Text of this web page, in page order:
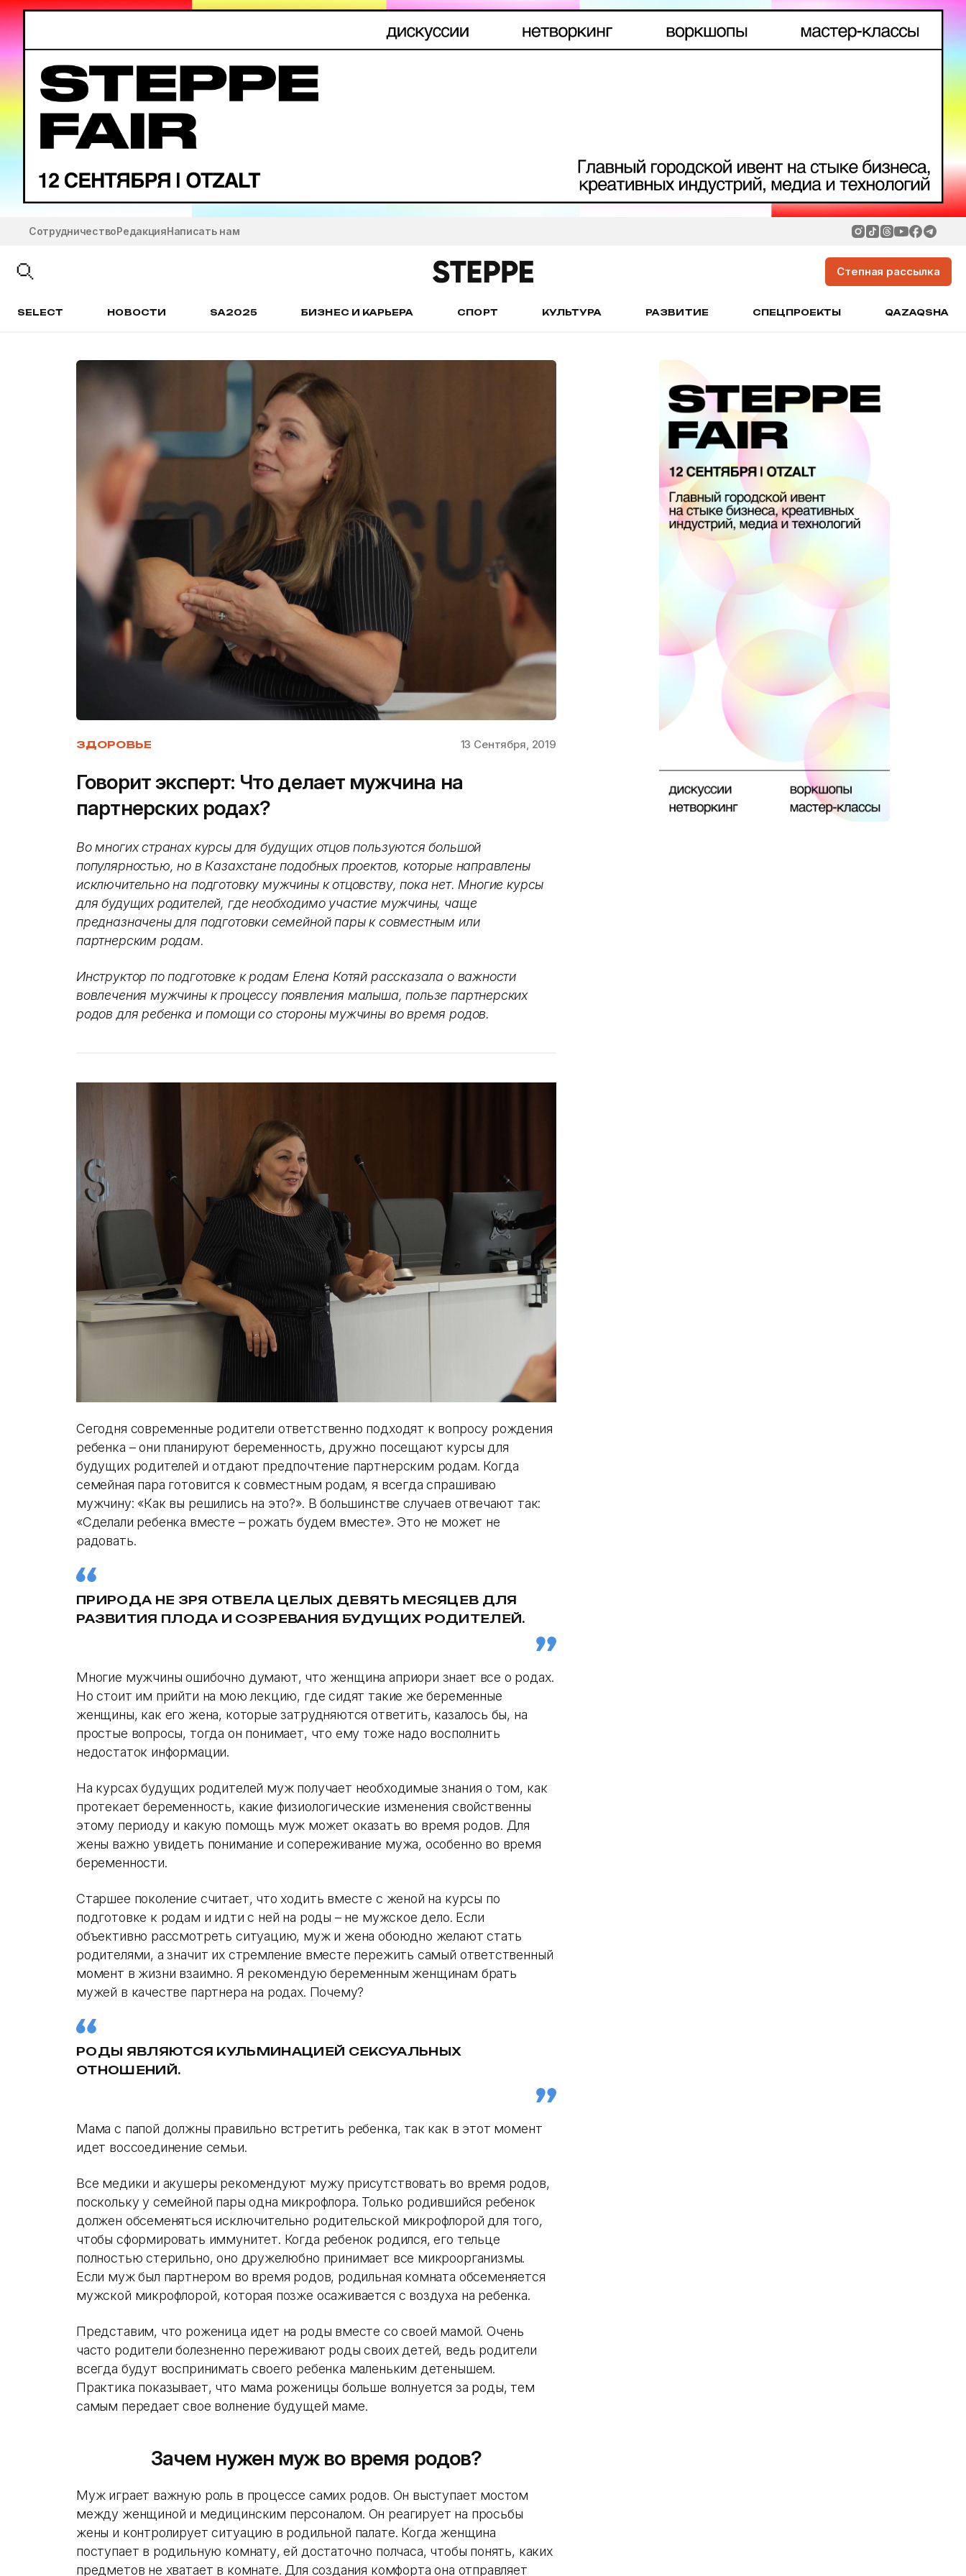
СотрудничествоРедакцияНаписать нам
Степная рассылка
SELECT НОВОСТИ SA2025 БИЗНЕС И КАРЬЕРА СПОРТ КУЛЬТУРА РАЗВИТИЕ СПЕЦПРОЕКТЫ QAZAQSHA
ЗДОРОВЬЕ 13 Сентября, 2019
Говорит эксперт: Что делает мужчина на
партнерских родах?
Во многих странах курсы для будущих отцов пользуются большой
популярностью, но в Казахстане подобных проектов, которые направлены
исключительно на подготовку мужчины к отцовству, пока нет. Многие курсы
для будущих родителей, где необходимо участие мужчины, чаще
предназначены для подготовки семейной пары к совместным или
партнерским родам.
Инструктор по подготовке к родам Елена Котяй рассказала о важности
вовлечения мужчины к процессу появления малыша, пользе партнерских
родов для ребенка и помощи со стороны мужчины во время родов.
Сегодня современные родители ответственно подходят к вопросу рождения
ребенка – они планируют беременность, дружно посещают курсы для
будущих родителей и отдают предпочтение партнерским родам. Когда
семейная пара готовится к совместным родам, я всегда спрашиваю
мужчину: «Как вы решились на это?». В большинстве случаев отвечают так:
«Сделали ребенка вместе – рожать будем вместе». Это не может не
радовать.
ПРИРОДА НЕ ЗРЯ ОТВЕЛА ЦЕЛЫХ ДЕВЯТЬ МЕСЯЦЕВ ДЛЯ
РАЗВИТИЯ ПЛОДА И СОЗРЕВАНИЯ БУДУЩИХ РОДИТЕЛЕЙ.
Многие мужчины ошибочно думают, что женщина априори знает все о родах.
Но стоит им прийти на мою лекцию, где сидят такие же беременные
женщины, как его жена, которые затрудняются ответить, казалось бы, на
простые вопросы, тогда он понимает, что ему тоже надо восполнить
недостаток информации.
На курсах будущих родителей муж получает необходимые знания о том, как
протекает беременность, какие физиологические изменения свойственны
этому периоду и какую помощь муж может оказать во время родов. Для
жены важно увидеть понимание и сопереживание мужа, особенно во время
беременности.
Старшее поколение считает, что ходить вместе с женой на курсы по
подготовке к родам и идти с ней на роды – не мужское дело. Если
объективно рассмотреть ситуацию, муж и жена обоюдно желают стать
родителями, а значит их стремление вместе пережить самый ответственный
момент в жизни взаимно. Я рекомендую беременным женщинам брать
мужей в качестве партнера на родах. Почему?
РОДЫ ЯВЛЯЮТСЯ КУЛЬМИНАЦИЕЙ СЕКСУАЛЬНЫХ
ОТНОШЕНИЙ.
Мама с папой должны правильно встретить ребенка, так как в этот момент
идет воссоединение семьи.
Все медики и акушеры рекомендуют мужу присутствовать во время родов,
поскольку у семейной пары одна микрофлора. Только родившийся ребенок
должен обсеменяться исключительно родительской микрофлорой для того,
чтобы сформировать иммунитет. Когда ребенок родился, его тельце
полностью стерильно, оно дружелюбно принимает все микроорганизмы.
Если муж был партнером во время родов, родильная комната обсеменяется
мужской микрофлорой, которая позже осаживается с воздуха на ребенка.
Представим, что роженица идет на роды вместе со своей мамой. Очень
часто родители болезненно переживают роды своих детей, ведь родители
всегда будут воспринимать своего ребенка маленьким детенышем.
Практика показывает, что мама роженицы больше волнуется за роды, тем
самым передает свое волнение будущей маме.
Зачем нужен муж во время родов?
Муж играет важную роль в процессе самих родов. Он выступает мостом
между женщиной и медицинским персоналом. Он реагирует на просьбы
жены и контролирует ситуацию в родильной палате. Когда женщина
поступает в родильную комнату, ей достаточно полчаса, чтобы понять, каких
предметов не хватает в комнате. Для создания комфорта она отправляет